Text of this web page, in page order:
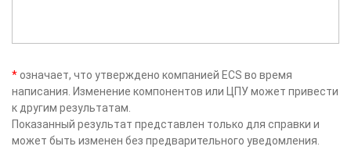
* означает, что утверждено компанией ECS во время
написания. Изменение компонентов или ЦПУ может привести
к другим результатам.
Показанный результат представлен только для справки и
может быть изменен без предварительного уведомления.